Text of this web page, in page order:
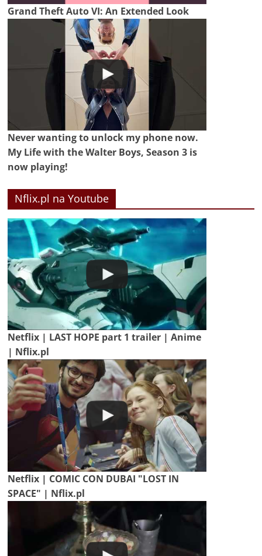
Grand Theft Auto VI: An Extended Look
Never wanting to unlock my phone now.
My Life with the Walter Boys, Season 3 is
now playing!
Nflix.pl na Youtube
Netflix | LAST HOPE part 1 trailer | Anime
| Nflix.pl
Netflix | COMIC CON DUBAI "LOST IN
SPACE" | Nflix.pl